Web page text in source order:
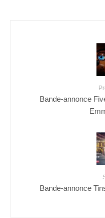
Bande-annonce
Bande-annonce